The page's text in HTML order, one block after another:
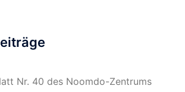
Nr. 40 des Noomdo-Zentrums